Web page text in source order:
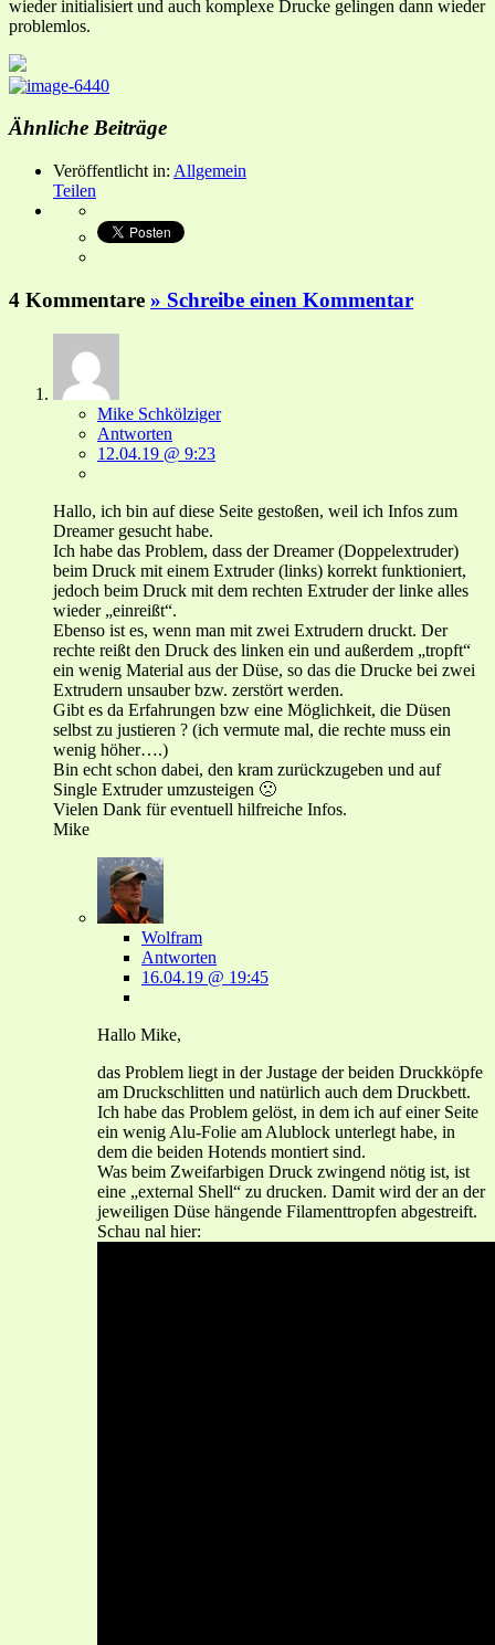
wieder initialisiert und auch komplexe Drucke gelingen dann wieder
problemlos.
Ähnliche Beiträge
Veröffentlicht in: Allgemein
Teilen
4 Kommentare » Schreibe einen Kommentar
Mike Schkölziger
Antworten
12.04.19 @ 9:23
Hallo, ich bin auf diese Seite gestoßen, weil ich Infos zum
Dreamer gesucht habe.
Ich habe das Problem, dass der Dreamer (Doppelextruder)
beim Druck mit einem Extruder (links) korrekt funktioniert,
jedoch beim Druck mit dem rechten Extruder der linke alles
wieder „einreißt“.
Ebenso ist es, wenn man mit zwei Extrudern druckt. Der
rechte reißt den Druck des linken ein und außerdem „tropft“
ein wenig Material aus der Düse, so das die Drucke bei zwei
Extrudern unsauber bzw. zerstört werden.
Gibt es da Erfahrungen bzw eine Möglichkeit, die Düsen
selbst zu justieren ? (ich vermute mal, die rechte muss ein
wenig höher….)
Bin echt schon dabei, den kram zurückzugeben und auf
Single Extruder umzusteigen 🙁
Vielen Dank für eventuell hilfreiche Infos.
Mike
Wolfram
Antworten
16.04.19 @ 19:45
Hallo Mike,
das Problem liegt in der Justage der beiden Druckköpfe
am Druckschlitten und natürlich auch dem Druckbett.
Ich habe das Problem gelöst, in dem ich auf einer Seite
ein wenig Alu-Folie am Alublock unterlegt habe, in
dem die beiden Hotends montiert sind.
Was beim Zweifarbigen Druck zwingend nötig ist, ist
eine „external Shell“ zu drucken. Damit wird der an der
jeweiligen Düse hängende Filamenttropfen abgestreift.
Schau nal hier: